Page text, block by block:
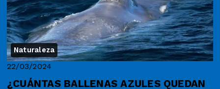
Naturaleza
22/03/2024
¿CUÁNTAS BALLENAS AZULES QUEDAN